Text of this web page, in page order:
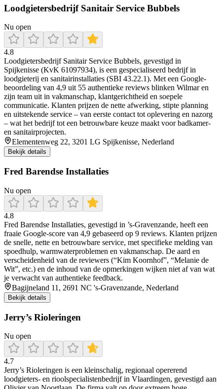
Loodgietersbedrijf Sanitair Service Bubbels
Nu open
4.8
Loodgietersbedrijf Sanitair Service Bubbels, gevestigd in
Spijkenisse (KvK 61097934), is een gespecialiseerd bedrijf in
loodgieterij en sanitairinstallaties (SBI 43.22.1). Met een Google-
beoordeling van 4,9 uit 55 authentieke reviews blinken Wilmar en
zijn team uit in vakmanschap, klantgerichtheid en soepele
communicatie. Klanten prijzen de nette afwerking, stipte planning
en uitstekende service – van eerste contact tot oplevering en nazorg
– wat het bedrijf tot een betrouwbare keuze maakt voor badkamer-
en sanitairprojecten.
Elementenweg 22, 3201 LG Spijkenisse, Nederland
Bekijk details
Fred Barendse Installaties
Nu open
4.8
Fred Barendse Installaties, gevestigd in ’s‑Gravenzande, heeft een
fraaie Google-score van 4,9 gebaseerd op 9 reviews. Klanten prijzen
de snelle, nette en betrouwbare service, met specifieke melding van
spoedhulp, warmwaterproblemen en vakmanschap. De aard en
verscheidenheid van de reviewers (“Kim Koornhof”, “Melanie de
Wit”, etc.) en de inhoud van de opmerkingen wijken niet af van wat
je verwacht van authentieke feedback.
Bagijneland 11, 2691 NC 's-Gravenzande, Nederland
Bekijk details
Jerry’s Rioleringen
Nu open
4.7
Jerry’s Rioleringen is een kleinschalig, regionaal opererend
loodgieters- en rioolspecialistenbedrijf in Vlaardingen, gevestigd aan